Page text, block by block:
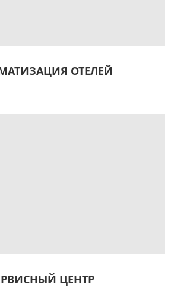
ОТЕЛЕЙ
ЦЕНТР